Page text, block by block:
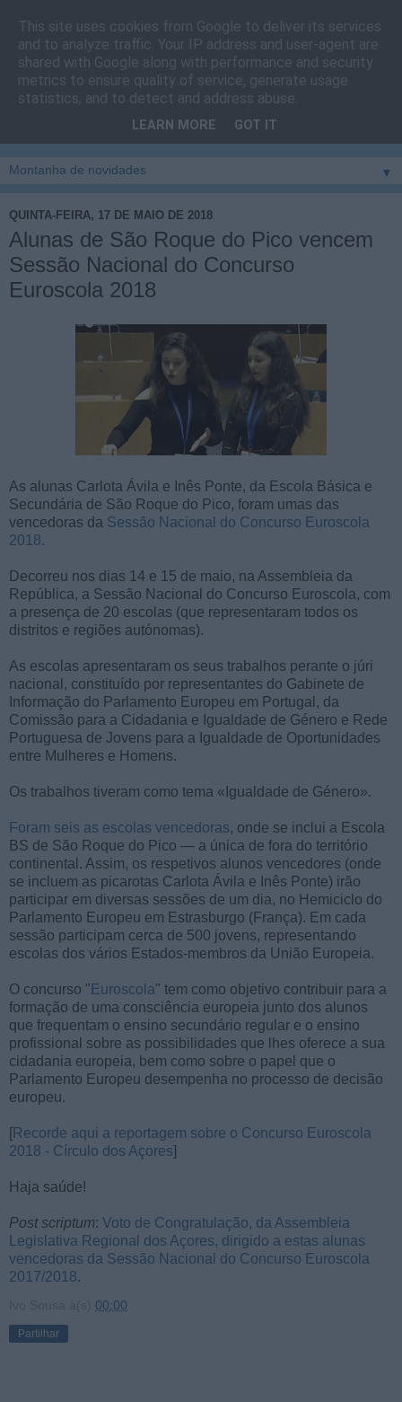
Cais do Pico
Blog sobre um pouco de tudo relacionado com a ilha
vila e ao concelho de São Roque do Pico
▼
QUINTA-FEIRA, 17 DE MAIO DE 2018
Alunas de São Roque do Pico vencem
Sessão Nacional do Concurso
Euroscola 2018
As alunas Carlota Ávila e Inês Ponte, da Escola Básica e
Secundária de São Roque do Pico, foram umas das
vencedoras da Sessão Nacional do Concurso Euroscola
2018.
Decorreu nos dias 14 e 15 de maio, na Assembleia da
República, a Sessão Nacional do Concurso Euroscola, com
a presença de 20 escolas (que representaram todos os
distritos e regiões autónomas).
As escolas apresentaram os seus trabalhos perante o júri
nacional, constituído por representantes do Gabinete de
Informação do Parlamento Europeu em Portugal, da
Comissão para a Cidadania e Igualdade de Género e Rede
Portuguesa de Jovens para a Igualdade de Oportunidades
entre Mulheres e Homens.
Os trabalhos tiveram como tema «Igualdade de Género».
Foram seis as escolas vencedoras, onde se inclui a Escola
BS de São Roque do Pico — a única de fora do território
continental. Assim, os respetivos alunos vencedores (onde
se incluem as picarotas Carlota Ávila e Inês Ponte) irão
participar em diversas sessões de um dia, no Hemiciclo do
Parlamento Europeu em Estrasburgo (França). Em cada
sessão participam cerca de 500 jovens, representando
escolas dos vários Estados-membros da União Europeia.
O concurso " Euroscola" tem como objetivo contribuir para a
formação de uma consciência europeia junto dos alunos
que frequentam o ensino secundário regular e o ensino
profissional sobre as possibilidades que lhes oferece a sua
cidadania europeia, bem como sobre o papel que o
Parlamento Europeu desempenha no processo de decisão
europeu.
[Recorde aqui a reportagem sobre o Concurso Euroscola
2018 - Círculo dos Açores]
Haja saúde!
Post scriptum: Voto de Congratulação, da Assembleia
Legislativa Regional dos Açores, dirigido a estas alunas
vencedoras da Sessão Nacional do Concurso Euroscola
2017/2018.
Ivo Sousa à(s) 00:00
Partilhar
This site uses cookies from Google to deliver its services
and to analyze traffic. Your IP address and user-agent are
shared with Google along with performance and security
metrics to ensure quality of service, generate usage
statistics, and to detect and address abuse.
LEARN MORE GOT IT